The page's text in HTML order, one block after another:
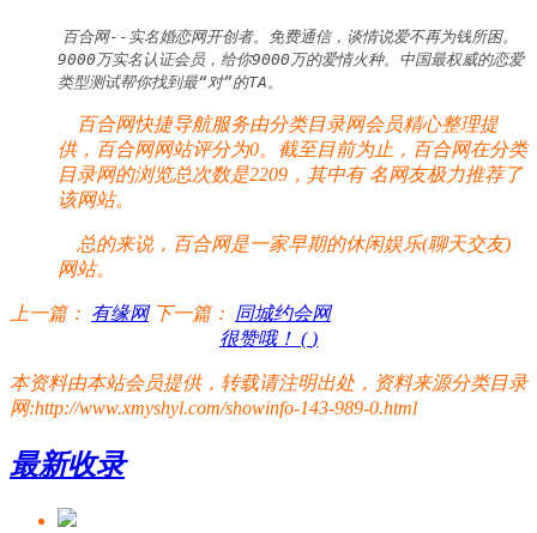
百合网--实名婚恋网开创者。免费通信，谈情说爱不再为钱所困。
9000万实名认证会员，给你9000万的爱情火种。中国最权威的恋爱
类型测试帮你找到最“对”的TA。
百合网快捷导航服务由分类目录网会员精心整理提
供，百合网网站评分为0。截至目前为止，百合网在分类
目录网的浏览总次数是2209，其中有名网友极力推荐了
该网站。
总的来说，百合网是一家早期的休闲娱乐(聊天交友)
网站。
上一篇： 有缘网 下一篇： 同城约会网
很赞哦！ ( )
本资料由本站会员提供，转载请注明出处，资料来源分类目录
网:http://www.xmyshyl.com/showinfo-143-989-0.html
最新收录